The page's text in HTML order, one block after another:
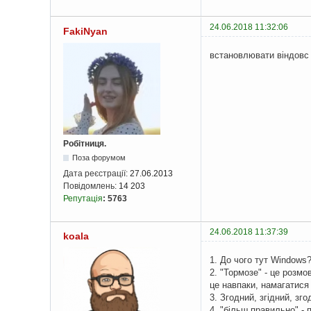
FakiNyan 24.06.2018 11:32:06
Робітниця.
Поза форумом
Дата реєстрації: 27.06.2013
Повідомлень: 14 203
Репутація: 5763
встановлювати віндовс
koala 24.06.2018 11:37:39
1. До чого тут Windows?
2. "Тормозе" - це
це навпаки,
3. Згодний, згідний,